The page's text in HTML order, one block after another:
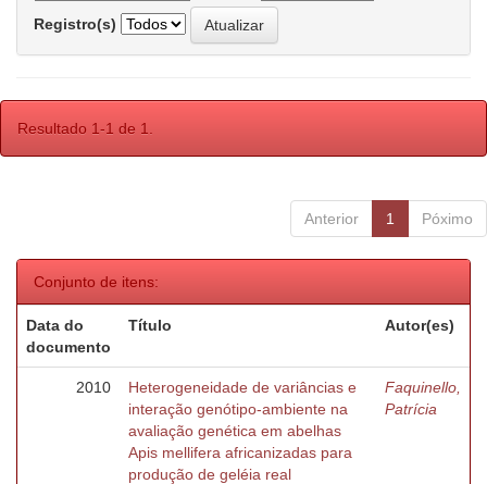
Registro(s)
Resultado 1-1 de 1.
Anterior 1 Póximo
Conjunto de itens:
Data do
documento
Título Autor(es)
2010
Heterogeneidade de variâncias e
interação genótipo-ambiente na
avaliação genética em abelhas
Apis mellifera africanizadas para
produção de geléia real
Faquinello,
Patrícia